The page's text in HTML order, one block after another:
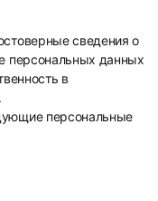
сведения о
персональных данных
в
персональные